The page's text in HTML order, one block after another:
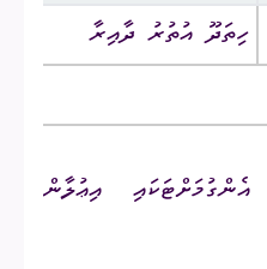
ހިތަދޫ އުތުރު ދާއިރާ
އިޢުލާން